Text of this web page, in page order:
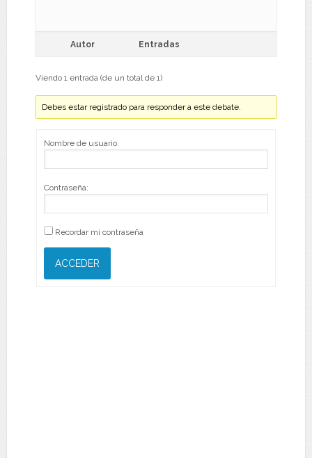
Autor Entradas
Viendo 1 entrada (de un total de 1)
Debes estar registrado para responder a este debate.
Nombre de usuario:
Contraseña:
Recordar mi contraseña
ACCEDER